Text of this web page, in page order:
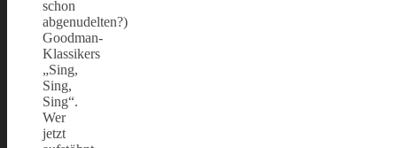
schon
abgenudelten?)
Goodman-
Klassikers
„Sing,
Sing,
Sing“.
Wer
jetzt